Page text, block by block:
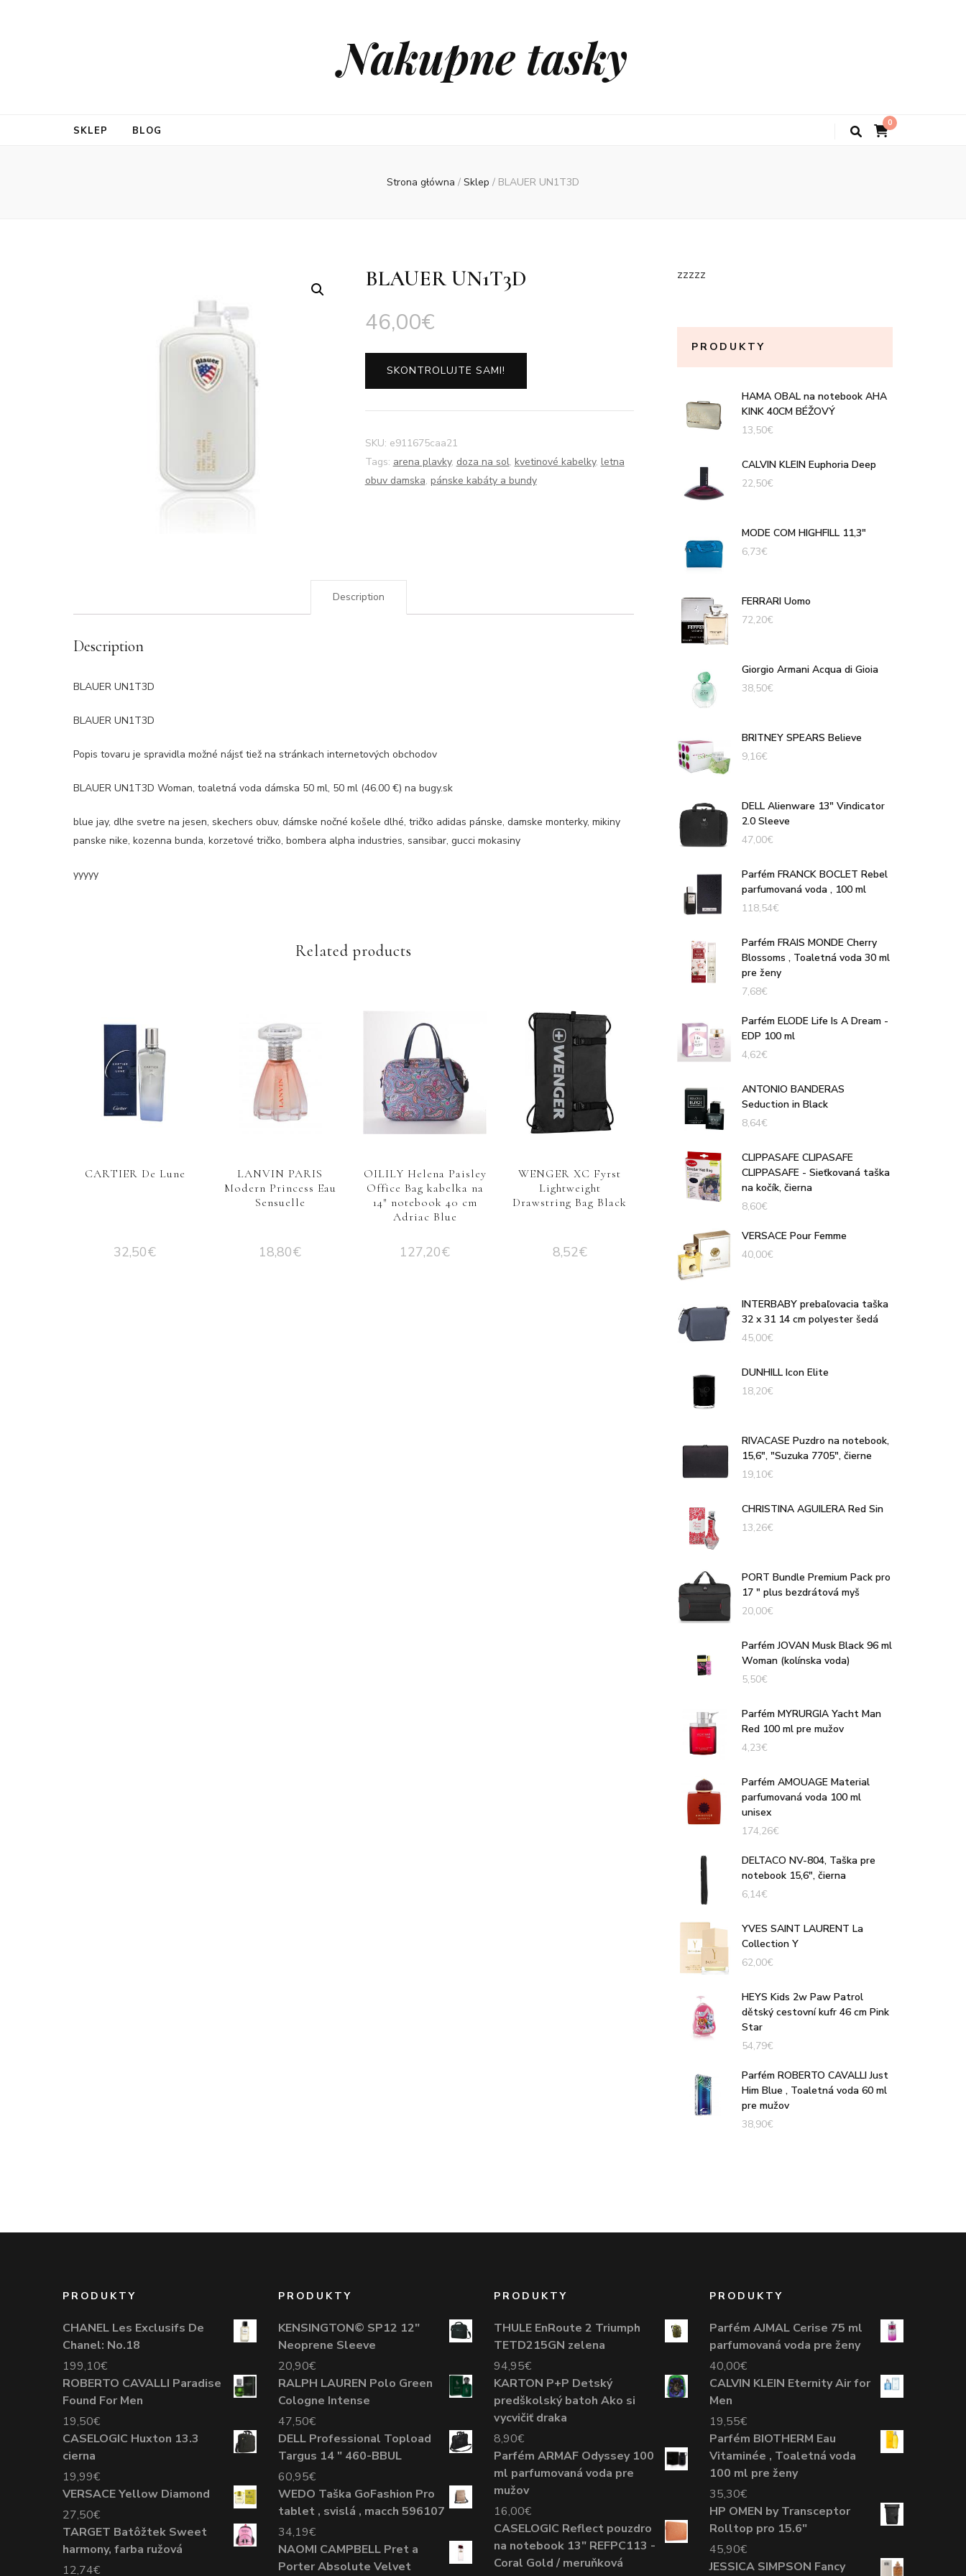
Nakupne tasky
SKLEP BLOG
0
Strona główna / Sklep / BLAUER UN1T3D
BLAUER UN1T3D
46,00€
SKONTROLUJTE SAMI!
SKU: e911675caa21
Tags: arena plavky, doza na sol, kvetinové kabelky, letna
obuv damska, pánske kabáty a bundy
Description
Description
BLAUER UN1T3D
BLAUER UN1T3D
Popis tovaru je spravidla možné nájsť tiež na stránkach internetových obchodov
BLAUER UN1T3D Woman, toaletná voda dámska 50 ml, 50 ml (46.00 €) na bugy.sk
blue jay, dlhe svetre na jesen, skechers obuv, dámske nočné košele dlhé, tričko adidas pánske, damske monterky, mikiny
panske nike, kozenna bunda, korzetové tričko, bombera alpha industries, sansibar, gucci mokasiny
yyyyy
Related products
CARTIER De Lune
32,50€
LANVIN PARIS
Modern Princess Eau
Sensuelle
18,80€
OILILY Helena Paisley
Office Bag kabelka na
14″ notebook 40 cm
Adriac Blue
127,20€
WENGER XC Fyrst
Lightweight
Drawstring Bag Black
8,52€
zzzzz
PRODUKTY
HAMA OBAL na notebook AHA
KINK 40CM BÉŽOVÝ
13,50€
CALVIN KLEIN Euphoria Deep
22,50€
MODE COM HIGHFILL 11,3"
6,73€
FERRARI Uomo
72,20€
Giorgio Armani Acqua di Gioia
38,50€
BRITNEY SPEARS Believe
9,16€
DELL Alienware 13" Vindicator
2.0 Sleeve
47,00€
Parfém FRANCK BOCLET Rebel
parfumovaná voda , 100 ml
118,54€
Parfém FRAIS MONDE Cherry
Blossoms , Toaletná voda 30 ml
pre ženy
7,68€
Parfém ELODE Life Is A Dream -
EDP 100 ml
4,62€
ANTONIO BANDERAS
Seduction in Black
8,64€
CLIPPASAFE CLIPASAFE
CLIPPASAFE - Sieťkovaná taška
na kočík, čierna
8,60€
VERSACE Pour Femme
40,00€
INTERBABY prebaľovacia taška
32 x 31 14 cm polyester šedá
45,00€
DUNHILL Icon Elite
18,20€
RIVACASE Puzdro na notebook,
15,6", "Suzuka 7705", čierne
19,10€
CHRISTINA AGUILERA Red Sin
13,26€
PORT Bundle Premium Pack pro
17 " plus bezdrátová myš
20,00€
Parfém JOVAN Musk Black 96 ml
Woman (kolínska voda)
5,50€
Parfém MYRURGIA Yacht Man
Red 100 ml pre mužov
4,23€
Parfém AMOUAGE Material
parfumovaná voda 100 ml
unisex
174,26€
DELTACO NV-804, Taška pre
notebook 15,6", čierna
6,14€
YVES SAINT LAURENT La
Collection Y
62,00€
HEYS Kids 2w Paw Patrol
dětský cestovní kufr 46 cm Pink
Star
54,79€
Parfém ROBERTO CAVALLI Just
Him Blue , Toaletná voda 60 ml
pre mužov
38,90€
PRODUKTY
CHANEL Les Exclusifs De
Chanel: No.18
199,10€
ROBERTO CAVALLI Paradise
Found For Men
19,50€
CASELOGIC Huxton 13.3
cierna
19,99€
VERSACE Yellow Diamond
27,50€
TARGET Batôžtek Sweet
harmony, farba ružová
12,74€
PRODUKTY
KENSINGTON© SP12 12"
Neoprene Sleeve
20,90€
RALPH LAUREN Polo Green
Cologne Intense
47,50€
DELL Professional Topload
Targus 14 " 460-BBUL
60,95€
WEDO Taška GoFashion Pro
tablet , svislá , macch 596107
34,19€
NAOMI CAMPBELL Pret a
Porter Absolute Velvet
PRODUKTY
THULE EnRoute 2 Triumph
TETD215GN zelena
94,95€
KARTON P+P Detský
predškolský batoh Ako si
vycvičiť draka
8,90€
Parfém ARMAF Odyssey 100
ml parfumovaná voda pre
mužov
16,00€
CASELOGIC Reflect pouzdro
na notebook 13" REFPC113 -
Coral Gold / meruňková
PRODUKTY
Parfém AJMAL Cerise 75 ml
parfumovaná voda pre ženy
40,00€
CALVIN KLEIN Eternity Air for
Men
19,55€
Parfém BIOTHERM Eau
Vitaminée , Toaletná voda
100 ml pre ženy
35,30€
HP OMEN by Transceptor
Rolltop pro 15.6"
45,90€
JESSICA SIMPSON Fancy